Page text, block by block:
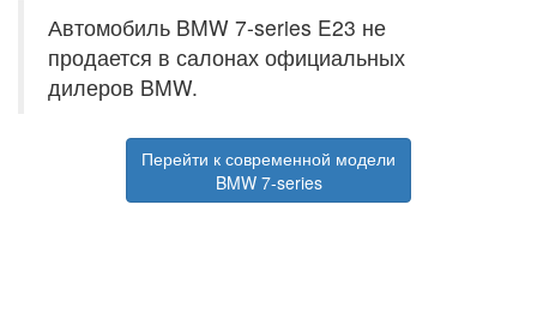
Автомобиль BMW 7-series E23 не
продается в салонах официальных
дилеров BMW.
Перейти к современной модели
BMW 7-series